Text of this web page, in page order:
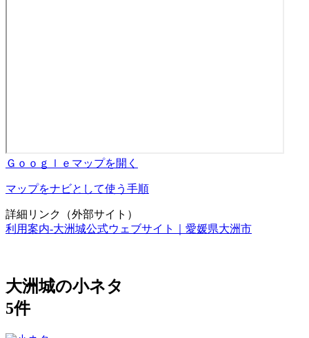
Ｇｏｏｇｌｅマップを開く
マップをナビとして使う手順
詳細リンク（外部サイト）
利用案内‐大洲城公式ウェブサイト｜愛媛県大洲市
大洲城の小ネタ
5件